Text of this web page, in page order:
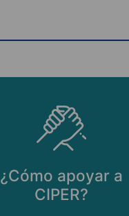
¿Cómo apoyar a
CIPER?